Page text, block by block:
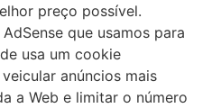
preço possível.
que usamos para
usa um cookie
anúncios mais
a Web e limitar o número